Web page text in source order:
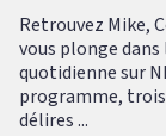
Retrouvez Mike,
vous plonge
quotidienne sur
programme, trois
délires ...